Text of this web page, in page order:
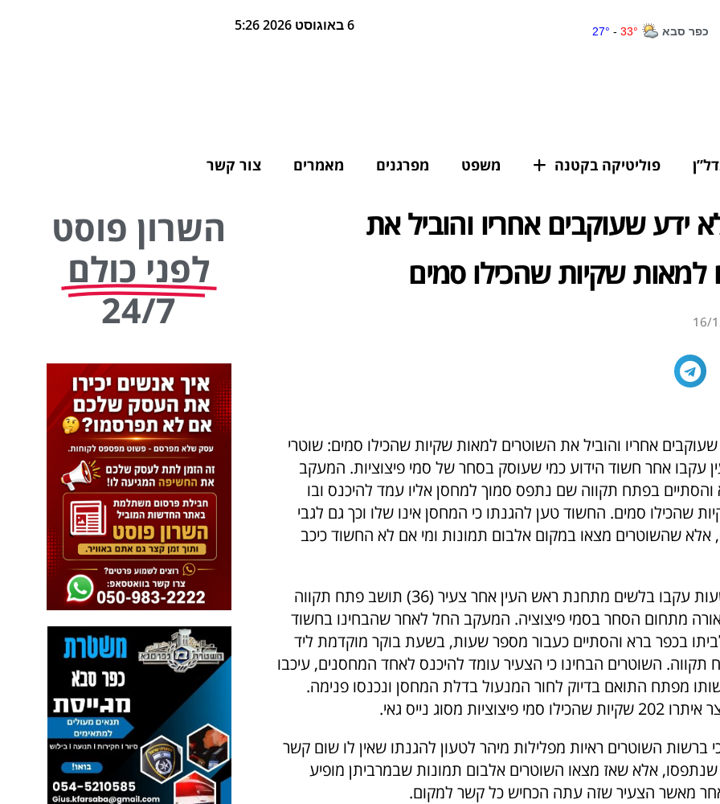
6 באוגוסט 2026 5:26
פוליטיקה בקטנה משפט מפרגנים מאמרים צור קשר
ידע שעוקבים אחריו והוביל את
למאות שקיות שהכילו סמים
16/
אחריו והוביל את השוטרים למאות שקיות שהכילו סמים: שוטרי
עקבו אחר חשוד הידוע כמי שעוסק בסחר של סמי פיצוציות. המעקב
בפתח תקווה שם נתפס סמוך למחסן אליו עמד להיכנס ובו
202 שקיות שהכילו סמים. החשוד טען להגנתו כי המחסן אינו שלו וכך גם לגבי
שהשוטרים מצאו במקום אלבום תמונות ומי אם לא החשוד כיכב
במשך מספר שעות עקבו בלשים מתחנת ראש העין אחר צעיר (36) תושב פתח תקווה
מתחום הסחר בסמי פיצוציה. המעקב החל לאחר שהבחינו בחשוד
בכפר ברא והסתיים כעבור מספר שעות, בשעת בוקר מוקדמת ליד
תקווה. השוטרים הבחינו כי הצעיר עומד להיכנס לאחד המחסנים, עיכבו
מפתח התואם בדיוק לחור המנעול בדלת המחסן ונכנסו פנימה.
מסוג נייס גאי.
ברשות השוטרים ראיות מפלילות מיהר לטעון להגנתו שאין לו שום קשר
אלא שאז מצאו השוטרים אלבום תמונות שבמרביתן מופיע
מאשר הצעיר שזה עתה הכחיש כל קשר למקום.
השרון פוסט
לפני כולם
24/7